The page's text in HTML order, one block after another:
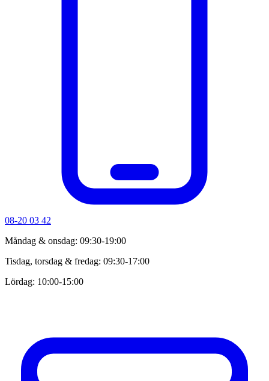
08-20 03 42
Måndag & onsdag: 09:30-19:00
Tisdag, torsdag & fredag: 09:30-17:00
Lördag: 10:00-15:00